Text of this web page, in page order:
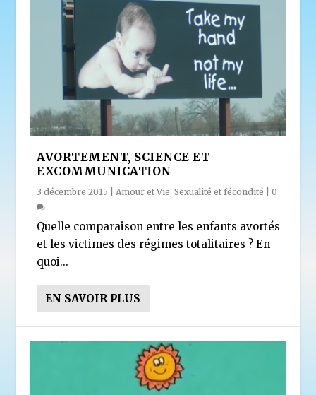
AVORTEMENT, SCIENCE ET
EXCOMMUNICATION
3 décembre 2015 |Amour et Vie,Sexualité et fécondité |0
Quelle comparaison entre les enfants avortés
et les victimes des régimes totalitaires ? En
quoi...
EN SAVOIR PLUS